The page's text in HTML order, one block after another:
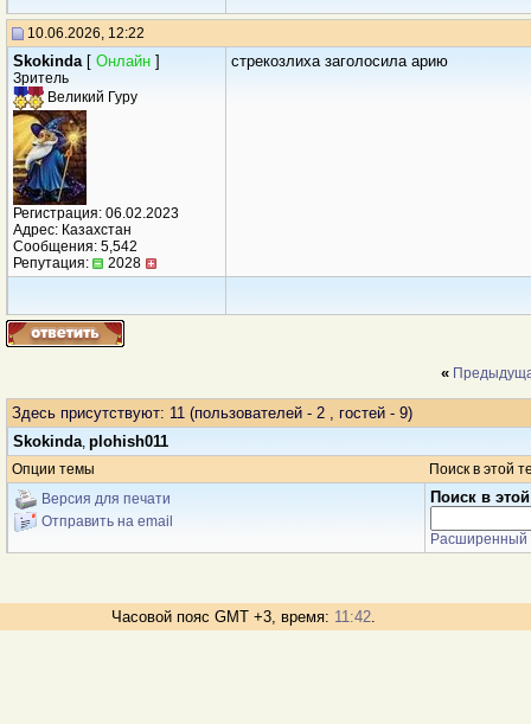
10.06.2026, 12:22
Skokinda [ Онлайн ]
Зритель
Великий Гуру
Регистрация: 06.02.2023
Адрес: Казахстан
Сообщения: 5,542
Репутация:
2028
стрекозлиха заголосила арию
«
Здесь присутствуют: 11 (пользователей - 2 , гостей - 9)
Skokinda, plohish011
Опции темы
Поиск в этой
Версия для печати
Отправить на email
Поиск в
Расширенный
Часовой пояс GMT +3, время: 11:42.